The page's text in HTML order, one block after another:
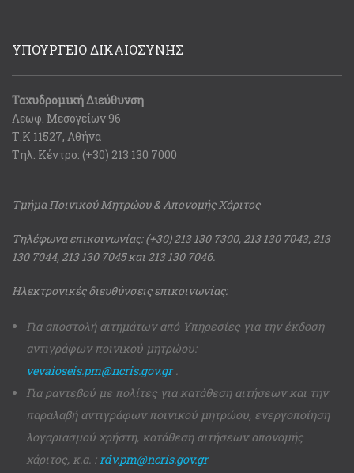
ΥΠΟΥΡΓΕΙΟ ΔΙΚΑΙΟΣΥΝΗΣ
Ταχυδρομική Διεύθυνση
Λεωφ. Μεσογείων 96
Τ.Κ 11527, Αθήνα
Τηλ. Κέντρο: (+30) 213 130 7000
Τμήμα Ποινικού Μητρώου & Απονομής Χάριτος
Τηλέφωνα επικοινωνίας: (+30) 213 130 7300, 213 130 7043, 213
130 7044, 213 130 7045 και 213 130 7046.
Ηλεκτρονικές διευθύνσεις επικοινωνίας:
Για αποστολή αιτημάτων από Υπηρεσίες για την έκδοση
αντιγράφων ποινικού μητρώου:
vevaioseis.pm@ncris.gov.gr.
Για ραντεβού με πολίτες για κατάθεση αιτήσεων και την
παραλαβή αντιγράφων ποινικού μητρώου, ενεργοποίηση
λογαριασμού χρήστη, κατάθεση αιτήσεων απονομής
χάριτος, κ.α. :rdv.pm@ncris.gov.gr